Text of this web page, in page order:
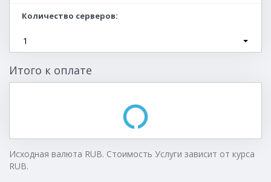
Количество серверов
1
Итого к оплате
Исходная валюта RUB. Стоимость Услуги зависит от курса
RUB.